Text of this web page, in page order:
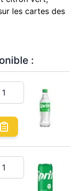
les cartes des
: